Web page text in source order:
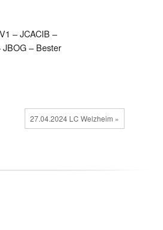
– JCACIB –
JBOG – Bester
27.04.2024 LC Welzheim »